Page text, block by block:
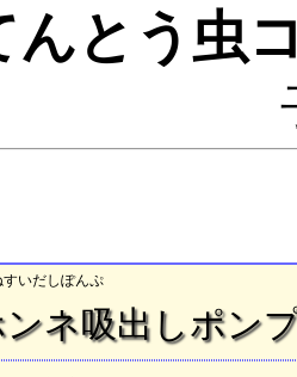
んとう虫
すいだしぽんぷ
ンネ吸出しポン